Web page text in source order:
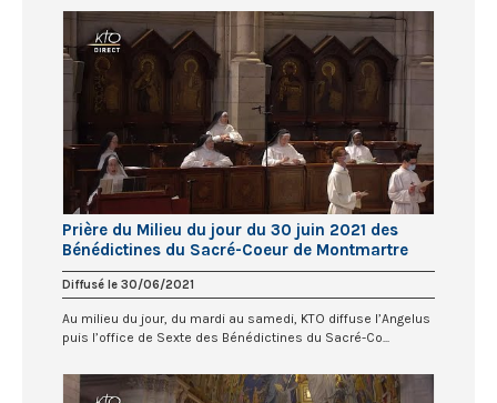
Prière du Milieu du jour du 30 juin 2021 des
Bénédictines du Sacré-Coeur de Montmartre
Diffusé le 30/06/2021
Au milieu du jour, du mardi au samedi, KTO diffuse l’Angelus
puis l’office de Sexte des Bénédictines du Sacré-Co...